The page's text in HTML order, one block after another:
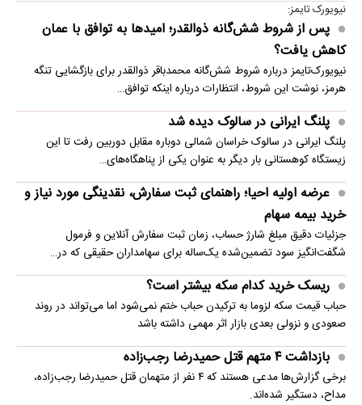
نیویورک تایمز:
پس از شروط شش‌گانه ذوالقدر؛ امیدها به توافق با عمان
کاهش یافت؟
نیویورک‌تایمز درباره شروط شش‌گانه محمدباقر ذوالقدر برای بازگشایی تنگه
هرمز، نوشت این شروط، انتظارات درباره اینکه توافق…
پلنگ ایرانی در سالوک دیده شد
پلنگ ایرانی در سالوک خراسان شمالی دوباره مقابل دوربین رفت تا این
زیستگاه کوهستانی بار دیگر به عنوان یکی از پناهگاه‌های…
عرضه اولیه احیا؛ راهنمای ثبت سفارش، نقدینگی مورد نیاز و
خرید بیمه سهام
جزئیات دقیق مبلغ شارژ حساب، زمان ثبت سفارش آنلاین و فرمول
شگفت‌انگیز سود تضمین‌شده یک‌ساله برای سهامداران حقیقی که در…
ریسک خرید کدام سکه بیشتر است؟
حباب قیمت سکه لزوما به ترکیدن حباب ختم نمی‌شود اما می‌تواند در روند
صعودی و نزولی بعدی بازار اثر مهمی داشته باشد
بازداشت ۴ متهم قتل حمیدرضا رجب‌زاده
برخی گزارش‌ها مدعی هستند که ۴ نفر از متهمان قتل حمیدرضا رجب‌زاده،
مداح، دستگیر شده‌اند.